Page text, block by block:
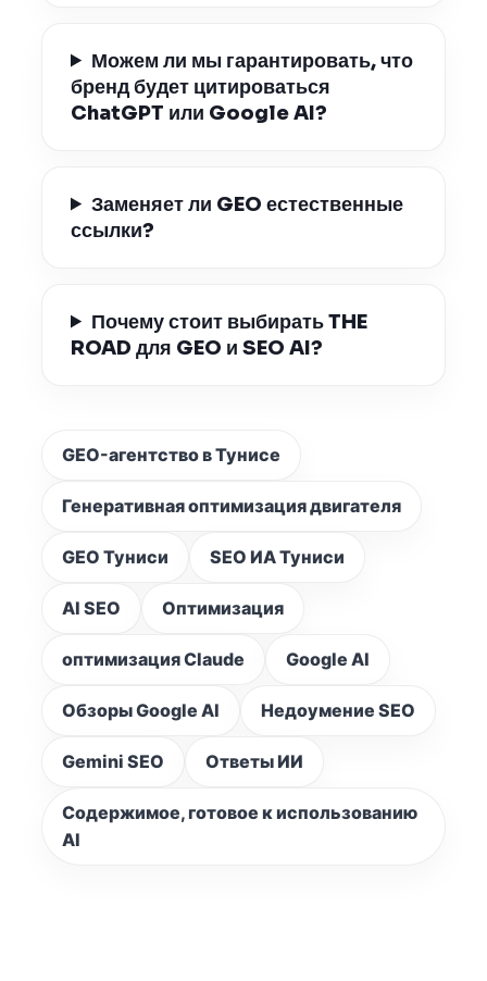
Можем ли мы гарантировать, что
бренд будет цитироваться
ChatGPT или Google AI?
Заменяет ли GEO естественные
ссылки?
Почему стоит выбирать THE
ROAD для GEO и SEO AI?
GEO-агентство в Тунисе
Генеративная оптимизация двигателя
GEO Туниси SEO ИА Туниси
AI SEO Оптимизация
оптимизация Claude Google AI
Обзоры Google AI Недоумение SEO
Gemini SEO Ответы ИИ
Содержимое, готовое к использованию
AI